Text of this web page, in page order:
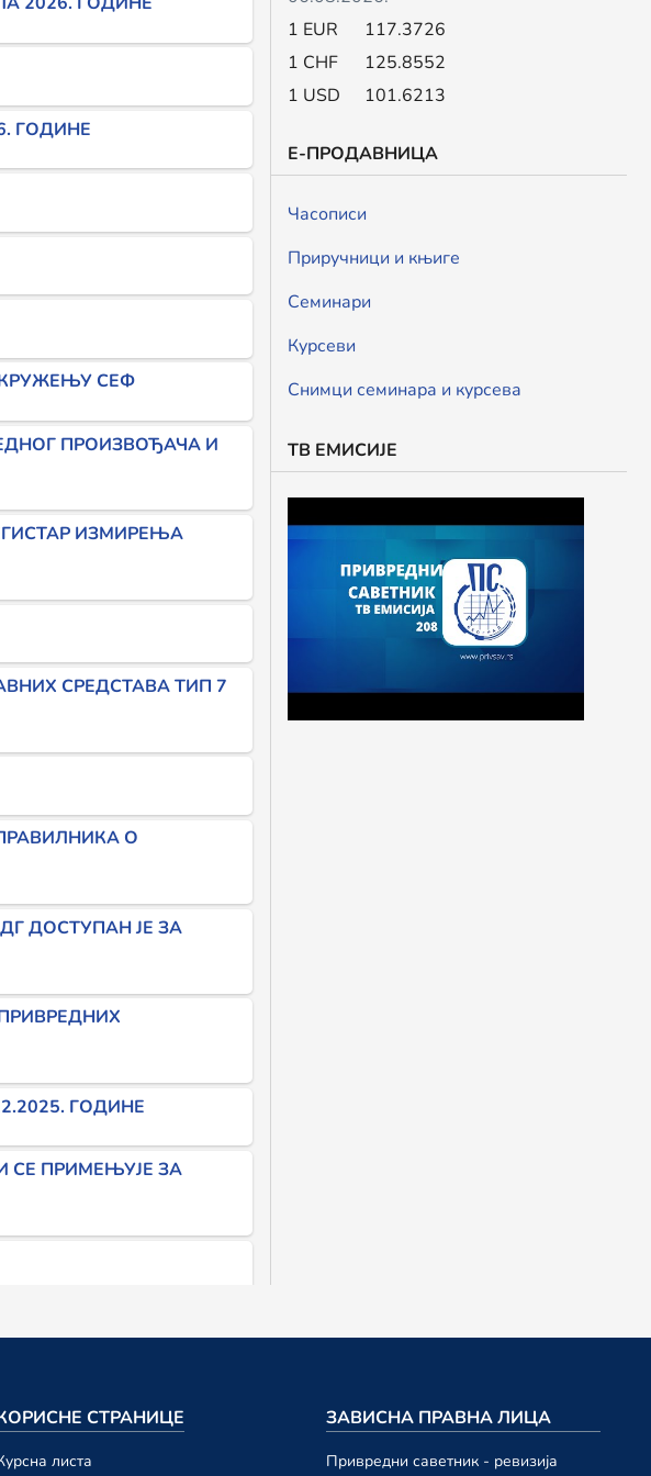
ГОДИНЕ
СЕФ
ПРОИЗВОЂАЧА И
ИЗМИРЕЊА
СРЕДСТАВА ТИП 7
О
ДОСТУПАН ЈЕ ЗА
ГОДИНЕ
СЕ ПРИМЕЊУЈЕ ЗА
1 EUR
117.3726
1 CHF
125.8552
1 USD
101.6213
Е-ПРОДАВНИЦА
Часописи
Приручници и књиге
Семинари
Курсеви
Снимци семинара и курсева
ТВ ЕМИСИЈЕ
СТРАНИЦЕ
листа
ЗАВИСНА ПРАВНА ЛИЦА
Привредни саветник - ревизија